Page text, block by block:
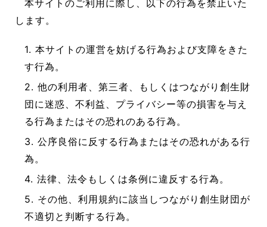
本サイトのご利用に際し、以下の行為を禁止いた
します。
1. 本サイトの運営を妨げる行為および支障をきた
す行為。
2. 他の利用者、第三者、もしくはつながり創生財
団に迷惑、不利益、プライバシー等の損害を与え
る行為またはその恐れのある行為。
3. 公序良俗に反する行為またはその恐れがある行
為。
4. 法律、法令もしくは条例に違反する行為。
5. その他、利用規約に該当しつながり創生財団が
不適切と判断する行為。